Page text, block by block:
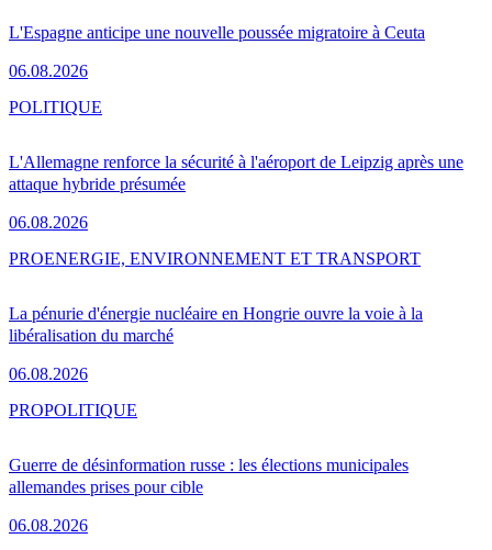
L'Espagne anticipe une nouvelle poussée migratoire à Ceuta
06.08.2026
L'Allemagne renforce la sécurité à l'aéroport de Leipzig après une
attaque hybride présumée
06.08.2026
POLITIQUE
La pénurie d'énergie nucléaire en Hongrie ouvre la voie à la
libéralisation du marché
06.08.2026
PROENERGIE, ENVIRONNEMENT ET TRANSPORT
Guerre de désinformation russe : les élections municipales
allemandes prises pour cible
06.08.2026
PROPOLITIQUE